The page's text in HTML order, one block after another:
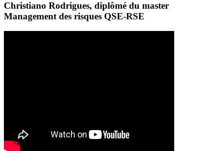
Christiano Rodrigues, diplômé du master
Management des risques QSE-RSE